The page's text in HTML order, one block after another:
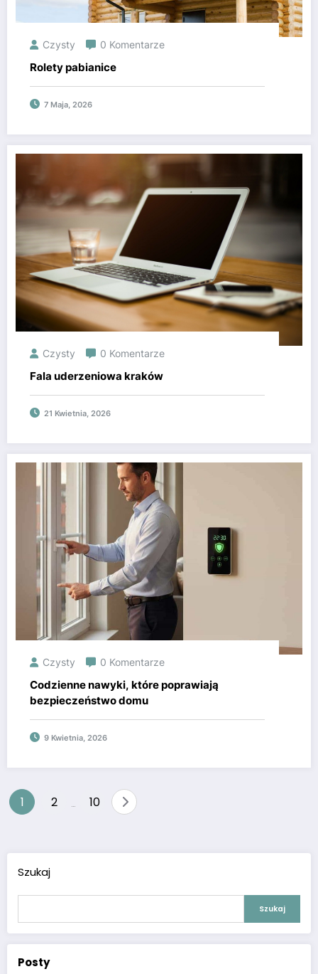
Czysty 0 Komentarze
Rolety pabianice
7 Maja, 2026
Czysty 0 Komentarze
Fala uderzeniowa kraków
21 Kwietnia, 2026
Czysty 0 Komentarze
Codzienne nawyki, które poprawiają
bezpieczeństwo domu
9 Kwietnia, 2026
Nawigacja
1 2 10
Szukaj
Szukaj
Posty